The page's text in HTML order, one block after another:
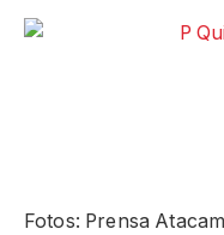
Fotos: Prensa